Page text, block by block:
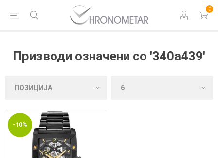
0
Призводи означени со '340a439'
-10%